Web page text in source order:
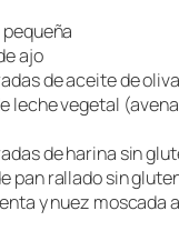
pequeña
ajo
de aceite de oliva
leche vegetal
de harina sin
pan rallado sin
y nuez moscada